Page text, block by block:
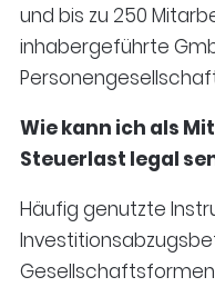
und bis zu 250
inhabergeführte
Wie kann ich als
Steuerlast legal
Häufig genutzte
Gesellschaftsformen